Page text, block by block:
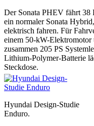
Der Sonata PHEV fährt 38
ein normaler Sonata
elektrisch fahren. Für
einem 50-kW-
zusammen 205 PS
Lithium-Polymer-Batterie
Steckdose.
Hyundai Design-Studie
Enduro.